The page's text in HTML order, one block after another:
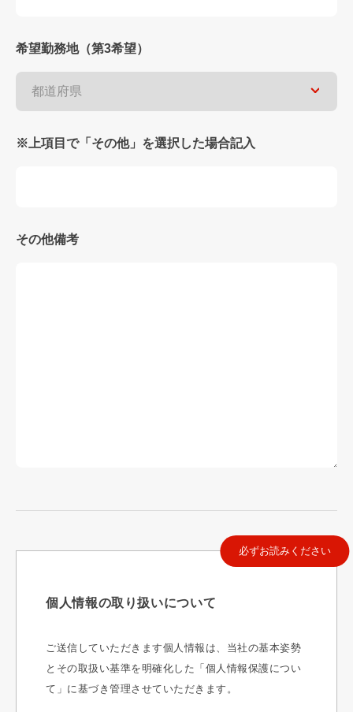
希望勤務地（第3希望）
※上項目で「その他」を選択した場合記入
その他備考
必ずお読みください
個人情報の取り扱いについて
ご送信していただきます個人情報は、当社の基本姿勢
とその取扱い基準を明確化した「個人情報保護につい
て」に基づき管理させていただきます。